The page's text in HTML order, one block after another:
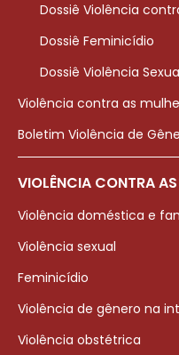
Dossiê Violência
Dossiê Feminicídio
Dossiê Violência
Violência contra as
Boletim Violência de
VIOLÊNCIA CONTRA AS
Violência doméstica e
Violência sexual
Feminicídio
Violência de gênero na
Violência obstétrica